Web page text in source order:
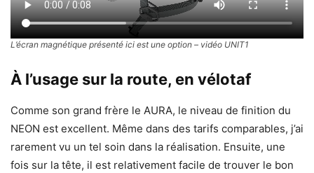
L’écran magnétique présenté ici est une option – vidéo UNIT1
À l’usage sur la route, en vélotaf
Comme son grand frère le AURA, le niveau de finition du
NEON est excellent. Même dans des tarifs comparables, j’ai
rarement vu un tel soin dans la réalisation. Ensuite, une
fois sur la tête, il est relativement facile de trouver le bon